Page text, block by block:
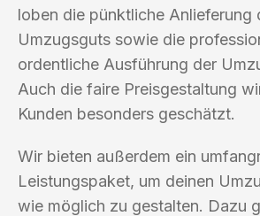
loben die pünktliche Anlieferung
Umzugsguts sowie die
ordentliche Ausführung der
Auch die faire Preisgestaltung
Kunden besonders geschätzt.
Wir bieten außerdem ein
Leistungspaket, um deinen
wie möglich zu gestalten. Dazu